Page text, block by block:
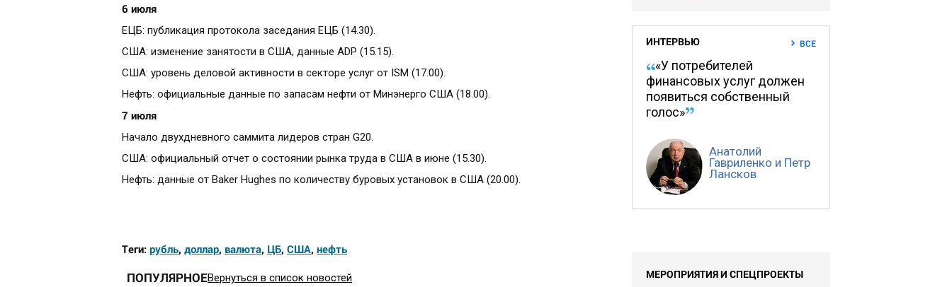
6 июля
ЕЦБ: публикация протокола заседания ЕЦБ (14.30).
США: изменение занятости в США, данные ADP (15.15).
США: уровень деловой активности в секторе услуг от ISM (17.00).
Нефть: официальные данные по запасам нефти от Минэнерго США (18.00).
7 июля
Начало двухдневного саммита лидеров стран G20.
США: официальный отчет о состоянии рынка труда в США в июне (15.30).
Нефть: данные от Baker Hughes по количеству буровых установок в США (20.00).
Теги: рубль, доллар, валюта, ЦБ, США, нефть
ПОПУЛЯРНОЕВернуться в список новостей
ИНТЕРВЬЮ ВСЕ
«У потребителей
финансовых услуг должен
появиться собственный
голос»
Анатолий
Гавриленко и Петр
Лансков
МЕРОПРИЯТИЯ И СПЕЦПРОЕКТЫ